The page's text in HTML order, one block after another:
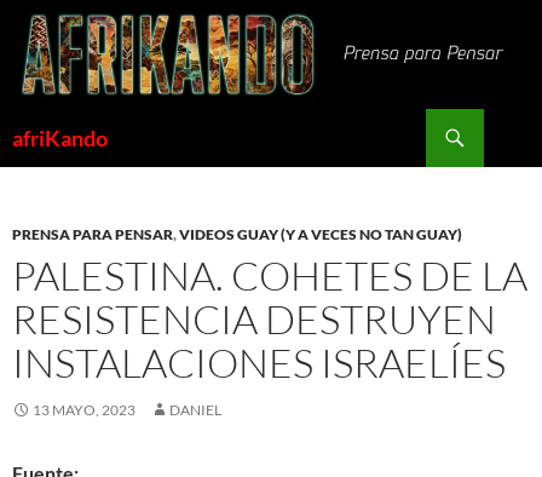
Saltar
contenido
afriKando
PRENSA PARA PENSAR,VIDEOS GUAY (Y A VECES NO TAN GUAY)
PALESTINA. COHETES DE LA
RESISTENCIA DESTRUYEN
INSTALACIONES ISRAELÍES
13 MAYO, 2023 DANIEL